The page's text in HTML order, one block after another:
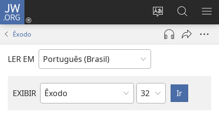
JW.ORG
Mudar
idioma
Log
(abre
janela)
Buscar
no
JW.ORG
Êxodo
LER EM
EXIBIR
Livro
Capítulo